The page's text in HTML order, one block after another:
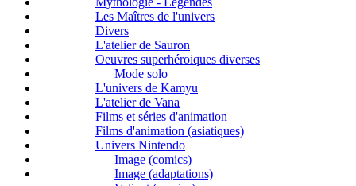
Les Maîtres de l'univers
Divers
L'atelier de Sauron
Oeuvres superhéroiques diverses
Mode solo
L'univers de Kamyu
L'atelier de Vana
Films et séries d'animation
Films d'animation (asiatiques)
Univers Nintendo
Image (comics)
Image (adaptations)